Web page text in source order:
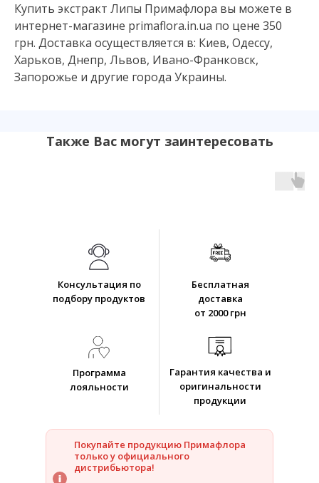
Купить экстракт Липы Примафлора вы можете в
интернет-магазине primaflora.in.ua по цене 350
грн. Доставка осуществляется в: Киев, Одессу,
Харьков, Днепр, Львов, Ивано-Франковск,
Запорожье и другие города Украины.
Также Вас могут заинтересовать
Консультация по
подбору продуктов
Бесплатная
доставка
от 2000 грн
Программа
лояльности
Гарантия качества и
оригинальности
продукции
Покупайте продукцию Примафлора
только у официального
дистрибьютора!